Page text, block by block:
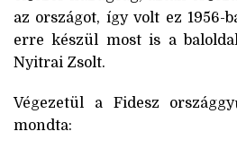
az országot, így volt ez 1956-
erre készül most is a
Nyitrai Zsolt.
Végezetül a Fidesz
mondta: